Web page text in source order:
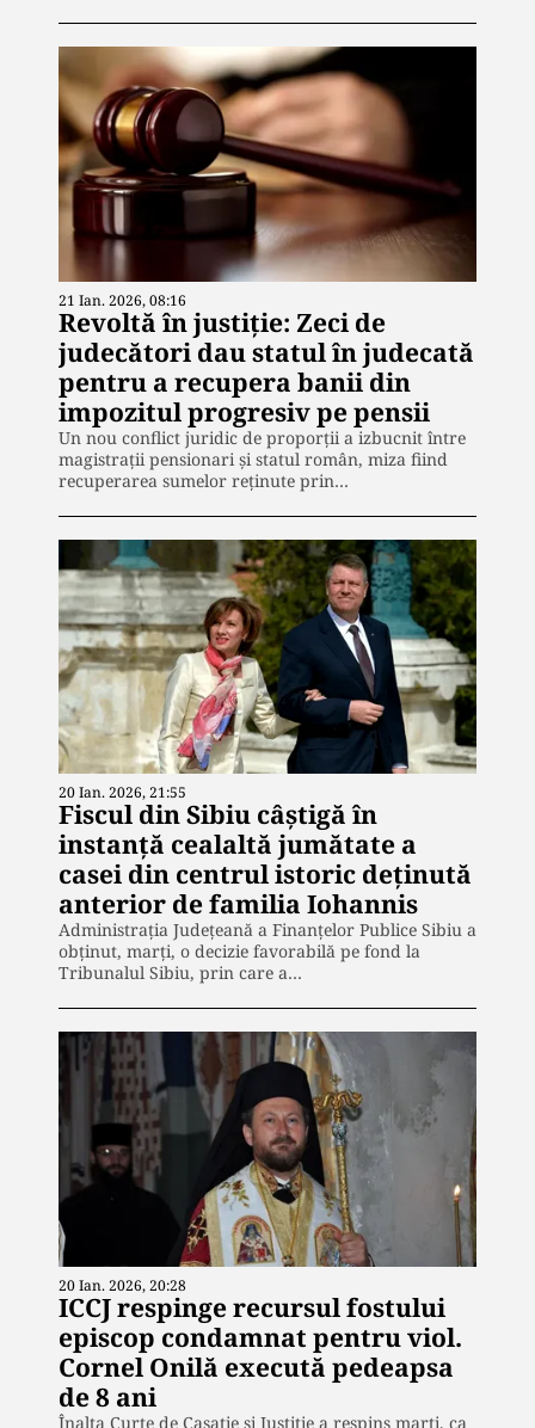
21 Ian. 2026, 08:16
Revoltă în justiție: Zeci de
judecători dau statul în judecată
pentru a recupera banii din
impozitul progresiv pe pensii
Un nou conflict juridic de proporții a izbucnit între
magistrații pensionari și statul român, miza fiind
recuperarea sumelor reținute prin…
20 Ian. 2026, 21:55
Fiscul din Sibiu câștigă în
instanță cealaltă jumătate a
casei din centrul istoric deținută
anterior de familia Iohannis
Administrația Județeană a Finanțelor Publice Sibiu a
obținut, marți, o decizie favorabilă pe fond la
Tribunalul Sibiu, prin care a…
20 Ian. 2026, 20:28
ICCJ respinge recursul fostului
episcop condamnat pentru viol.
Cornel Onilă execută pedeapsa
de 8 ani
Înalta Curte de Casație și Justiție a respins marți, ca